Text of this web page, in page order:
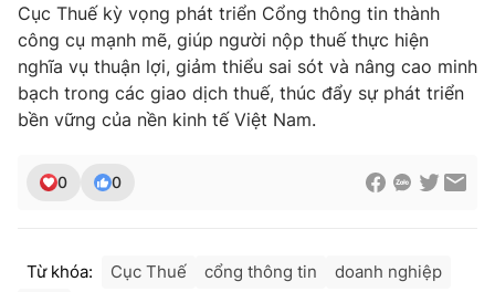
Cục Thuế kỳ vọng phát triển Cổng thông tin thành
công cụ mạnh mẽ, giúp người nộp thuế thực hiện
nghĩa vụ thuận lợi, giảm thiểu sai sót và nâng cao minh
bạch trong các giao dịch thuế, thúc đẩy sự phát triển
bền vững của nền kinh tế Việt Nam.
0 0
Từ khóa: Cục Thuế cổng thông tin
doanh nghiệp